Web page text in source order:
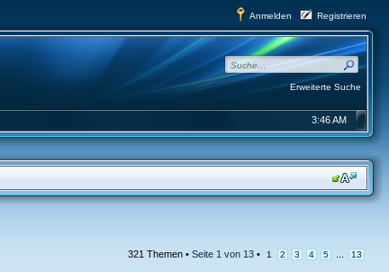
Anmelden Registrieren
Erweiterte Suche
3:46 AM
321 Themen •Seite 1 von 13 • 1 2 3 4 5 13